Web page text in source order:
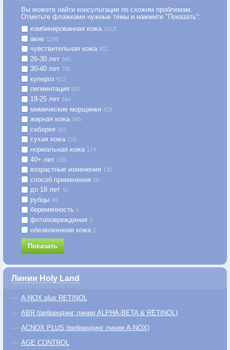
Вы можете найти консультации по схожим проблемам.
Отметьте флажками нужные темы и нажмите "Показать":
комбинированная кожа 1513
акне 1298
чувствительная кожа 951
26-30 лет 845
30-40 лет 705
купероз 612
пигментация 597
19-25 лет 544
мимические морщинки 429
жирная кожа 385
себорея 361
сухая кожа 216
нормальная кожа 174
40+ лет 158
возрастные изменения 140
способ применения 59
до 18 лет 41
рубцы 39
беременность 5
фотоповреждения 3
обезвоженная кожа 1
Показать
Линии Holy Land
A-NOX plus RETINOL
ABR (ребрендинг линии ALPHA-BETA & RETINOL)
ACNOX PLUS (ребрендинг линии A-NOX)
AGE CONTROL